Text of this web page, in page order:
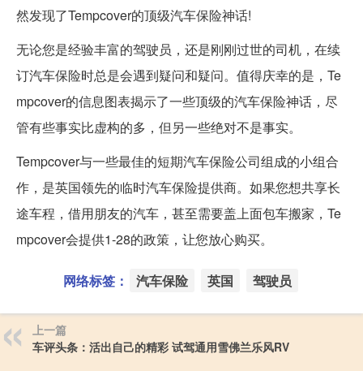
然发现了Tempcover的顶级汽车保险神话!
无论您是经验丰富的驾驶员，还是刚刚过世的司机，在续
订汽车保险时总是会遇到疑问和疑问。值得庆幸的是，Te
mpcover的信息图表揭示了一些顶级的汽车保险神话，尽
管有些事实比虚构的多，但另一些绝对不是事实。
Tempcover与一些最佳的短期汽车保险公司组成的小组合
作，是英国领先的临时汽车保险提供商。如果您想共享长
途车程，借用朋友的汽车，甚至需要盖上面包车搬家，Te
mpcover会提供1-28的政策，让您放心购买。
网络标签： 汽车保险 英国 驾驶员
上一篇
车评头条：活出自己的精彩 试驾通用雪佛兰乐风RV